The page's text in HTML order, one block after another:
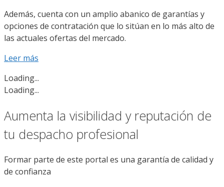
Además, cuenta con un amplio abanico de garantías y
opciones de contratación que lo sitúan en lo más alto de
las actuales ofertas del mercado.
Leer más
Loading...
Loading...
Aumenta la visibilidad y reputación de
tu despacho profesional
Formar parte de este portal es una garantía de calidad y
de confianza